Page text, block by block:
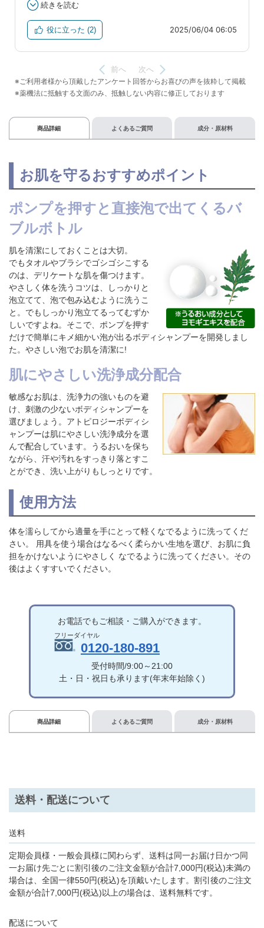
商品詳細 よくあるご質問 成分・原材料
お肌を守るおすすめポイント
ポンプを押すと直接泡で出てくるバ
ブルボトル
肌を清潔にしておくことは大切。
でもタオルやブラシでゴシゴシこする
のは、デリケートな肌を傷つけます。
やさしく体を洗うコツは、しっかりと
泡立てて、泡で包み込むように洗うこ
と。でもしっかり泡立てるってむずか
しいですよね。そこで、ポンプを押す
だけで簡単にキメ細かい泡が出るボディシャンプーを開発しまし
た。やさしい泡でお肌を清潔に!
肌にやさしい洗浄成分配合
敏感なお肌は、洗浄力の強いものを避
け、刺激の少ないボディシャンプーを
選びましょう。アトピロジーボディシ
ャンプーは肌にやさしい洗浄成分を選
んで配合しています。うるおいを保ち
ながら、汗や汚れをすっきり落とすこ
とができ、洗い上がりもしっとりです。
使用方法
体を濡らしてから適量を手にとって軽くなでるように洗ってくだ
さい。 用具を使う場合はなるべく柔らかい生地を選び、お肌に負
担をかけないようにやさしく なでるように洗ってください。その
後はよくすすいでください。
お電話でもご相談・ご購入ができます。
0120-180-891
受付時間/9:00～21:00
土・日・祝日も承ります(年末年始除く)
商品詳細 よくあるご質問 成分・原材料
送料・配送について
送料
定期会員様・一般会員様に関わらず、送料は同一お届け日かつ同
一お届け先ごとに割引後のご注文金額が合計7,000円(税込)未満の
場合は、全国一律550円(税込)を頂戴いたします。割引後のご注文
金額が合計7,000円(税込)以上の場合は、送料無料です。
配送について